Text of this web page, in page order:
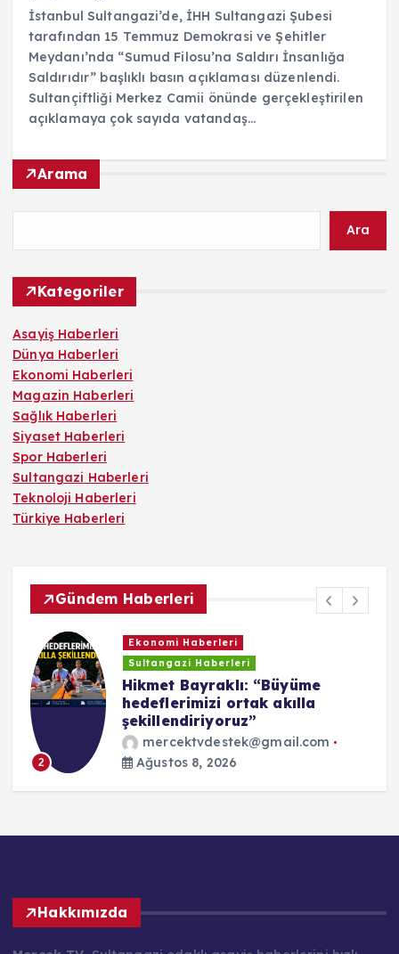
İstanbul Sultangazi’de, İHH Sultangazi Şubesi
tarafından 15 Temmuz Demokrasi ve Şehitler
Meydanı’nda “Sumud Filosu’na Saldırı İnsanlığa
Saldırıdır” başlıklı basın açıklaması düzenlendi.
Sultançiftliği Merkez Camii önünde gerçekleştirilen
açıklamaya çok sayıda vatandaş…
Arama
Ara
Kategoriler
Asayiş Haberleri
Dünya Haberleri
Ekonomi Haberleri
Magazin Haberleri
Sağlık Haberleri
Siyaset Haberleri
Spor Haberleri
Sultangazi Haberleri
Teknoloji Haberleri
Türkiye Haberleri
Gündem Haberleri
2
Ekonomi Haberleri
Sultangazi Haberleri
Hikmet Bayraklı: “Büyüme
hedeflerimizi ortak akılla
şekillendiriyoruz”
mercektvdestek@gmail.com
Ağustos 8, 2026
Hakkımızda